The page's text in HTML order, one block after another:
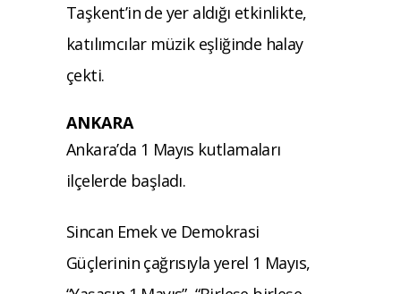
Taşkent’in de yer aldığı etkinlikte,
katılımcılar müzik eşliğinde halay
çekti.
ANKARA
Ankara’da 1 Mayıs kutlamaları
ilçelerde başladı.
Sincan Emek ve Demokrasi
Güçlerinin çağrısıyla yerel 1 Mayıs,